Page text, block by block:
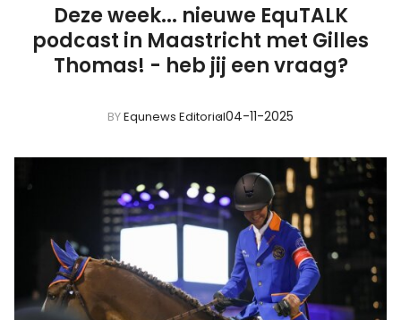
Deze week... nieuwe EquTALK
podcast in Maastricht met Gilles
Thomas! - heb jij een vraag?
BYEqunews Editorial04-11-2025